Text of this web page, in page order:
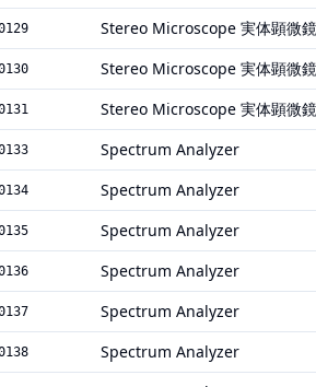
Stereo Microscope 実体顕微鏡
Stereo Microscope 実体顕微鏡
Stereo Microscope 実体顕微鏡
Spectrum Analyzer
Spectrum Analyzer
Spectrum Analyzer
Spectrum Analyzer
Spectrum Analyzer
Spectrum Analyzer